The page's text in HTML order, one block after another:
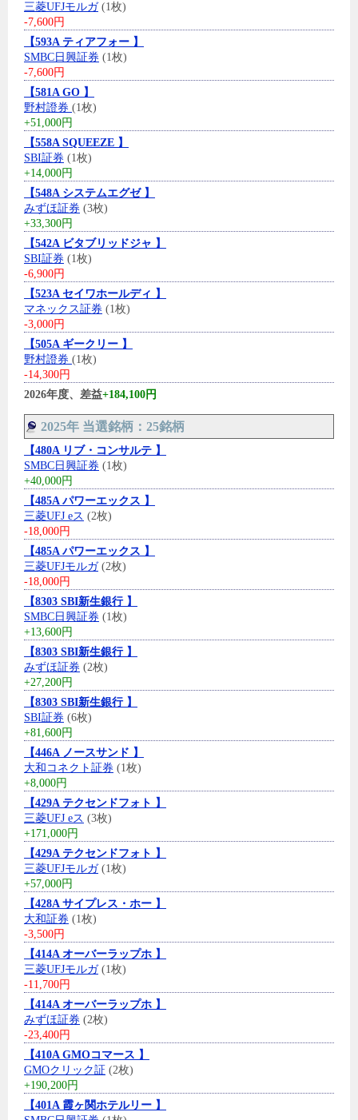
三菱UFJモルガ(1枚)
-7,600円
【593A ティアフォー 】
SMBC日興証券 (1枚)
-7,600円
【581A GO 】
野村證券 (1枚)
+51,000円
【558A SQUEEZE 】
SBI証券 (1枚)
+14,000円
【548A システムエグゼ 】
みずほ証券 (3枚)
+33,300円
【542A ビタブリッドジャ 】
SBI証券 (1枚)
-6,900円
【523A セイワホールディ 】
マネックス証券 (1枚)
-3,000円
【505A ギークリー 】
野村證券 (1枚)
-14,300円
2026年度、差益+184,100円
2025年 当選銘柄：25銘柄
【480A リブ・コンサルテ 】
SMBC日興証券 (1枚)
+40,000円
【485A パワーエックス 】
三菱UFJ eス (2枚)
-18,000円
【485A パワーエックス 】
三菱UFJモルガ(2枚)
-18,000円
【8303 SBI新生銀行 】
SMBC日興証券 (1枚)
+13,600円
【8303 SBI新生銀行 】
みずほ証券 (2枚)
+27,200円
【8303 SBI新生銀行 】
SBI証券 (6枚)
+81,600円
【446A ノースサンド 】
大和コネクト証券 (1枚)
+8,000円
【429A テクセンドフォト 】
三菱UFJ eス (3枚)
+171,000円
【429A テクセンドフォト 】
三菱UFJモルガ(1枚)
+57,000円
【428A サイプレス・ホー 】
大和証券 (1枚)
-3,500円
【414A オーバーラップホ 】
三菱UFJモルガ(1枚)
-11,700円
【414A オーバーラップホ 】
みずほ証券 (2枚)
-23,400円
【410A GMOコマース 】
GMOクリック証 (2枚)
+190,200円
【401A 霞ヶ関ホテルリー 】